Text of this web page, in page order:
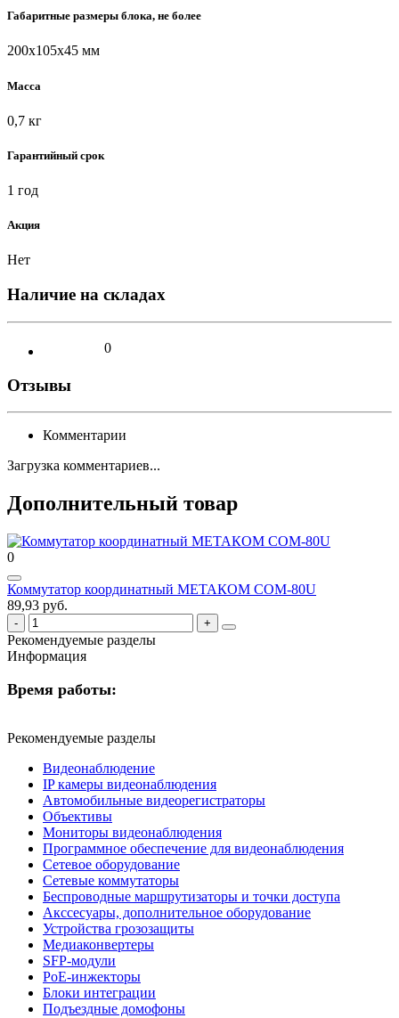
Габаритные размеры блока, не более
200х105х45 мм
Масса
0,7 кг
Гарантийный срок
1 год
Акция
Нет
Наличие на складах
0
Отзывы
Комментарии
Загрузка комментариев...
Дополнительный товар
0
Коммутатор координатный МЕТАКОМ COM-80U
89,93 руб.
Рекомендуемые разделы
Информация
Время работы:
Рекомендуемые разделы
Видеонаблюдение
IP камеры видеонаблюдения
Автомобильные видеорегистраторы
Объективы
Мониторы видеонаблюдения
Программное обеспечение для видеонаблюдения
Сетевое оборудование
Сетевые коммутаторы
Беспроводные маршрутизаторы и точки доступа
Акссесуары, дополнительное оборудование
Устройства грозозащиты
Медиаконвертеры
SFP-модули
РоЕ-инжекторы
Блоки интеграции
Подъездные домофоны